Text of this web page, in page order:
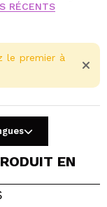
RÉCENTS
le premier à
EN